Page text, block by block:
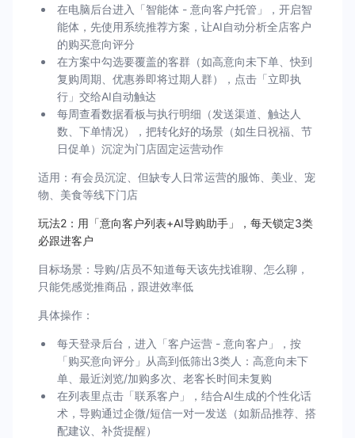
在电脑后台进入「智能体 - 意向客户托管」，开启智
能体，先使用系统推荐方案，让AI自动分析全店客户
的购买意向评分
在方案中勾选要覆盖的客群（如高意向未下单、快到
复购周期、优惠券即将过期人群），点击「立即执
行」交给AI自动触达
每周查看数据看板与执行明细（发送渠道、触达人
数、下单情况），把转化好的场景（如生日祝福、节
日促单）沉淀为门店固定运营动作
适用：有会员沉淀、但缺专人日常运营的服饰、美业、宠
物、美食等线下门店
玩法2：用「意向客户列表+AI导购助手」，每天锁定3类
必跟进客户
目标场景：导购/店员不知道每天该先找谁聊、怎么聊，
只能凭感觉推商品，跟进效率低
具体操作：
每天登录后台，进入「客户运营 - 意向客户」，按
「购买意向评分」从高到低筛出3类人：高意向未下
单、最近浏览/加购多次、老客长时间未复购
在列表里点击「联系客户」，结合AI生成的个性化话
术，导购通过企微/短信一对一发送（如新品推荐、搭
配建议、补货提醒）